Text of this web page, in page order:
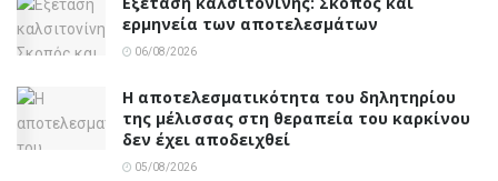
ερμηνεία των αποτελεσμάτων
06/08/2026
Η αποτελεσματικότητα του δηλητηρίου
της μέλισσας στη θεραπεία του καρκίνου
δεν έχει αποδειχθεί
05/08/2026